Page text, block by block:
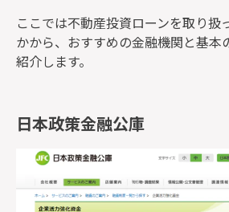
ここでは不動産投資ローンを取り扱
かから、おすすめの金融機関と基本
紹介します。
日本政策金融公庫